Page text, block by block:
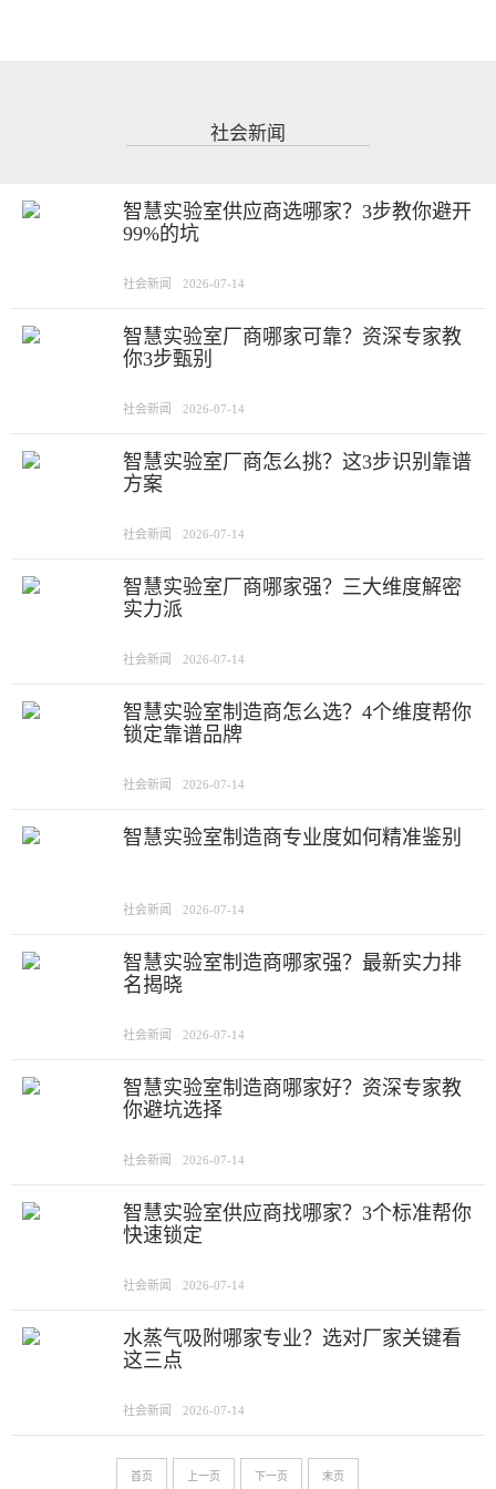
社会新闻
智慧实验室供应商选哪家？3步教你避开
99%的坑
社会新闻 2026-07-14
智慧实验室厂商哪家可靠？资深专家教
你3步甄别
社会新闻 2026-07-14
智慧实验室厂商怎么挑？这3步识别靠谱
方案
社会新闻 2026-07-14
智慧实验室厂商哪家强？三大维度解密
实力派
社会新闻 2026-07-14
智慧实验室制造商怎么选？4个维度帮你
锁定靠谱品牌
社会新闻 2026-07-14
智慧实验室制造商专业度如何精准鉴别
社会新闻 2026-07-14
智慧实验室制造商哪家强？最新实力排
名揭晓
社会新闻 2026-07-14
智慧实验室制造商哪家好？资深专家教
你避坑选择
社会新闻 2026-07-14
智慧实验室供应商找哪家？3个标准帮你
快速锁定
社会新闻 2026-07-14
水蒸气吸附哪家专业？选对厂家关键看
这三点
社会新闻 2026-07-14
首页 上一页 下一页 末页